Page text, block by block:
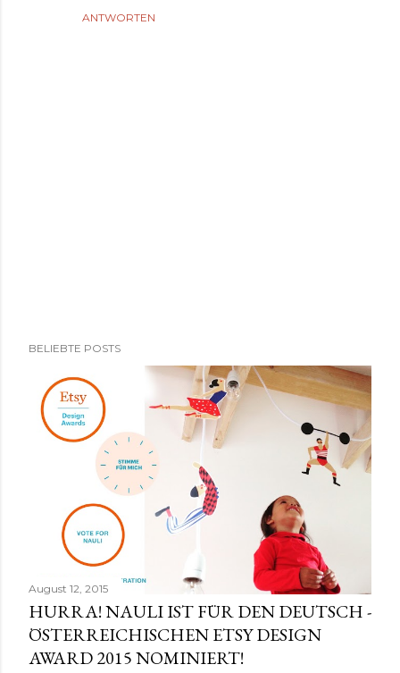
ANTWORTEN
o
m
r
ö
f
f
BELIEBTE POSTS
August 12, 2015
HURRA! NAULI IST FÜR DEN DEUTSCH -
ÖSTERREICHISCHEN ETSY DESIGN
AWARD 2015 NOMINIERT!